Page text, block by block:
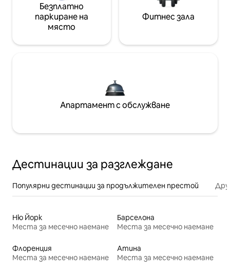
Безплатно
паркиране на
място
Фитнес зала
Апартамент с обслужване
Дестинации за разглеждане
Популярни дестинации за продължителен престой
Ню Йорк
Места за месечно наемане
Барселона
Места за месечно наемане
Флоренция
Места за месечно наемане
Атина
Места за месечно наемане